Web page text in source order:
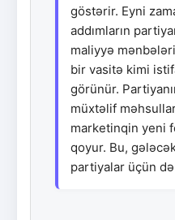
göstərir. Eyni
addımların
maliyyə
bir vasitə kimi
görünür.
müxtəlif
marketinqin yeni
qoyur. Bu,
partiyalar üçün